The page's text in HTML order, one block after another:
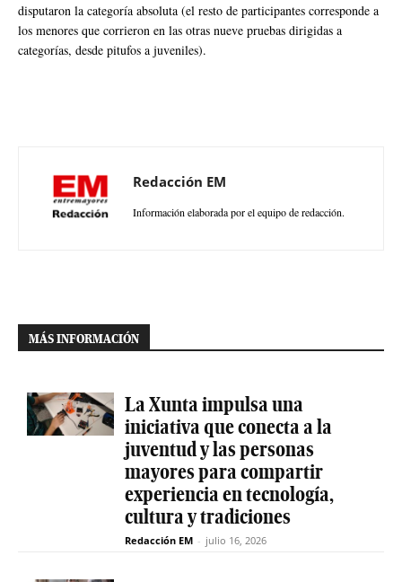
disputaron la categoría absoluta (el resto de participantes corresponde a
los menores que corrieron en las otras nueve pruebas dirigidas a
categorías, desde pitufos a juveniles).
Redacción EM
Información elaborada por el equipo de redacción.
MÁS INFORMACIÓN
La Xunta impulsa una
iniciativa que conecta a la
juventud y las personas
mayores para compartir
experiencia en tecnología,
cultura y tradiciones
Redacción EM - julio 16, 2026